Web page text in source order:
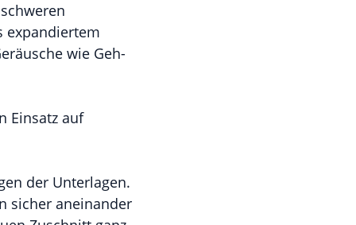
expandiertem
wie Geh-
Einsatz auf
der Unterlagen.
sicher aneinander